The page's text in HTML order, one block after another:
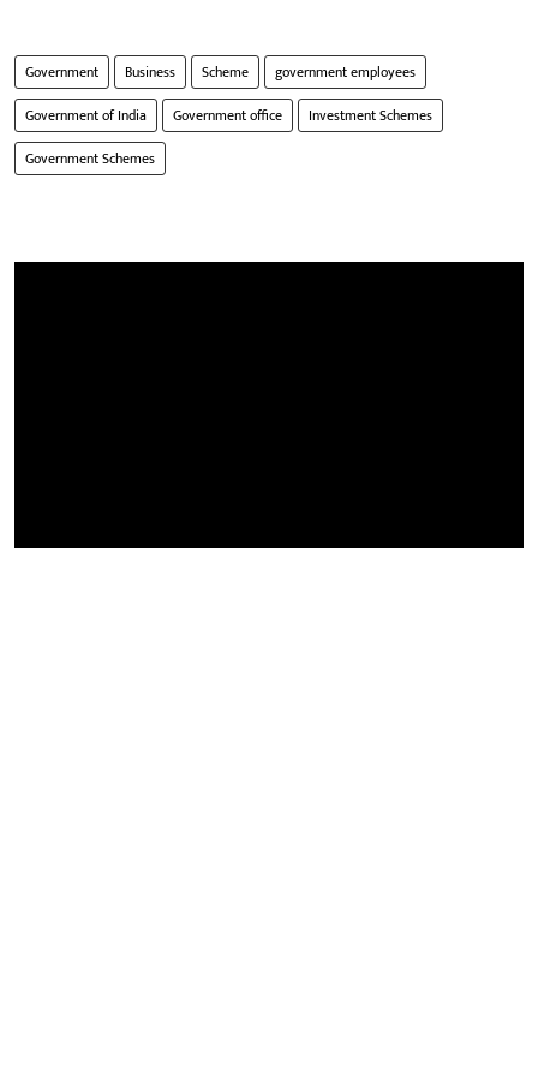
Government Business Scheme
government employees
Government of India
Government office
Investment Schemes
Government Schemes